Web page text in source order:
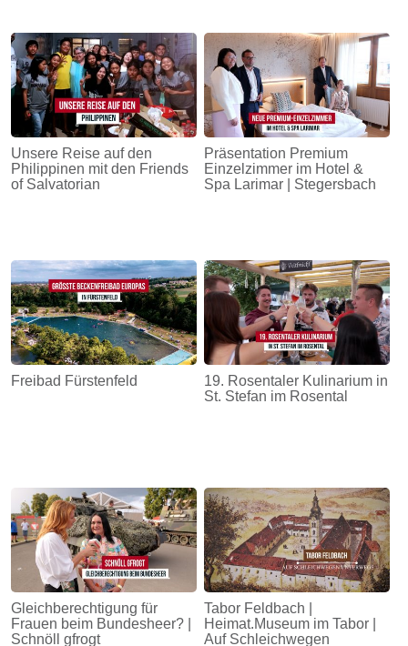
Unsere Reise auf den
Philippinen mit den Friends
of Salvatorian
Präsentation Premium
Einzelzimmer im Hotel &
Spa Larimar | Stegersbach
Freibad Fürstenfeld
19. Rosentaler Kulinarium in
St. Stefan im Rosental
Gleichberechtigung für
Frauen beim Bundesheer? |
Schnöll gfrogt
Tabor Feldbach |
Heimat.Museum im Tabor |
Auf Schleichwegen